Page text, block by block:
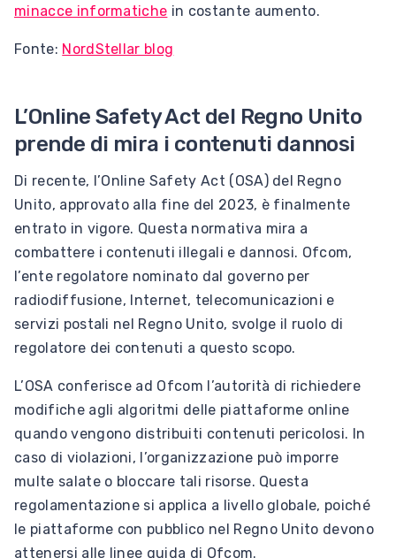
minacce informatiche in costante aumento.
Fonte: NordStellar blog
L’Online Safety Act del Regno Unito
prende di mira i contenuti dannosi
Di recente, l’Online Safety Act (OSA) del Regno
Unito, approvato alla fine del 2023, è finalmente
entrato in vigore. Questa normativa mira a
combattere i contenuti illegali e dannosi. Ofcom,
l’ente regolatore nominato dal governo per
radiodiffusione, Internet, telecomunicazioni e
servizi postali nel Regno Unito, svolge il ruolo di
regolatore dei contenuti a questo scopo.
L’OSA conferisce ad Ofcom l’autorità di richiedere
modifiche agli algoritmi delle piattaforme online
quando vengono distribuiti contenuti pericolosi. In
caso di violazioni, l’organizzazione può imporre
multe salate o bloccare tali risorse. Questa
regolamentazione si applica a livello globale, poiché
le piattaforme con pubblico nel Regno Unito devono
attenersi alle linee guida di Ofcom.